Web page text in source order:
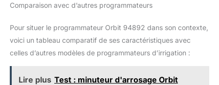
Comparaison avec d’autres programmateurs
Pour situer le programmateur Orbit 94892 dans son contexte,
voici un tableau comparatif de ses caractéristiques avec
celles d’autres modèles de programmateurs d’irrigation :
Lire plus Test : minuteur d'arrosage Orbit